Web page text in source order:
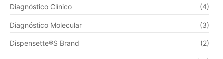
Diagnóstico Clínico (4)
Diagnóstico Molecular (3)
Dispensette®S Brand (2)